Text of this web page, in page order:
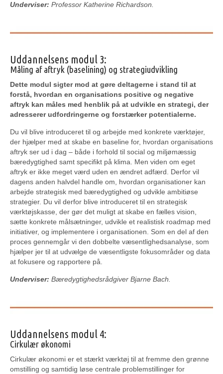
Underviser: Professor Katherine Richardson.
Uddannelsens modul 3:
Måling af aftryk (baselining) og strategiudvikling
Dette modul sigter mod at gøre deltagerne i stand til at
forstå, hvordan en organisations positive og negative
aftryk kan måles med henblik på at udvikle en strategi, der
adresserer udfordringerne og forstærker potentialerne.
Du vil blive introduceret til og arbejde med konkrete værktøjer,
der hjælper med at skabe en baseline for, hvordan organisations
aftryk ser ud i dag – både i forhold til social og miljømæssig
bæredygtighed samt specifikt på klima. Men viden om eget
aftryk er ikke meget værd uden en ændret adfærd. Derfor vil
dagens anden halvdel handle om, hvordan organisationer kan
arbejde strategisk med bæredygtighed og udvikle ambitiøse
strategier. Du vil derfor blive introduceret til en strategisk
værktøjskasse, der gør det muligt at skabe en fælles vision,
sætte konkrete målsætninger, udvikle et realistisk roadmap med
initiativer, og implementere i organisationen. Som en del af den
proces gennemgår vi den dobbelte væsentlighedsanalyse, som
hjælper jer til at udvælge de væsentligste fokusområder og data
at fokusere og rapportere på.
Underviser: Bæredygtighedsrådgiver Bjarne Bach.
Uddannelsens modul 4:
Cirkulær økonomi
Cirkulær økonomi er et stærkt værktøj til at fremme den grønne
omstilling og samtidig løse centrale problemstillinger for